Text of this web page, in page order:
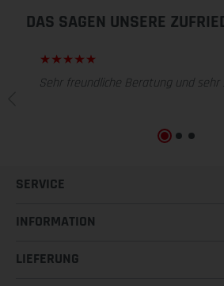
DAS SAGEN UNSERE
Sehr freundliche Beratung und sehr
SERVICE
INFORMATION
LIEFERUNG